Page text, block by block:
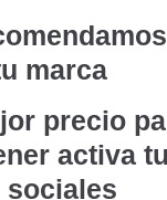
marca
precio
activa
sociales